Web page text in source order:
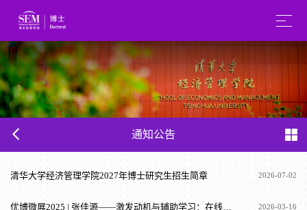
通知公告
清华大学经济管理学院2027年博士研究生招生简章 2026-07-02
2026-03-16